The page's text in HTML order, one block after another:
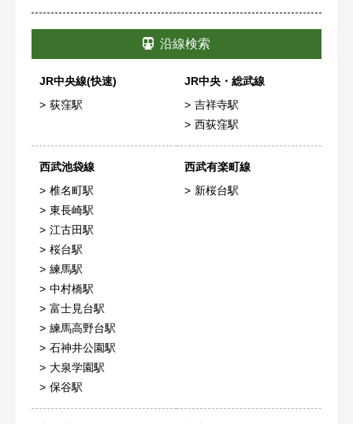
沿線検索
JR中央線(快速)
荻窪駅
JR中央・総武線
吉祥寺駅
西荻窪駅
西武池袋線
椎名町駅
東長崎駅
江古田駅
桜台駅
練馬駅
中村橋駅
富士見台駅
練馬高野台駅
石神井公園駅
大泉学園駅
保谷駅
西武有楽町線
新桜台駅